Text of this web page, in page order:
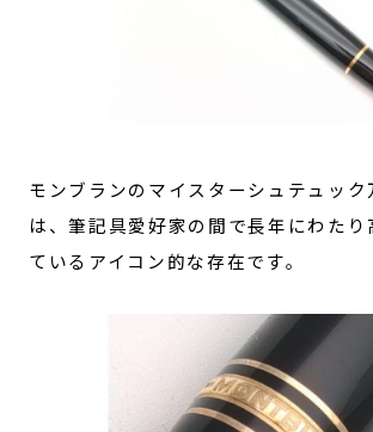
モンブランのマイスターシュテュッ
は、筆記具愛好家の間で長年にわたり
ているアイコン的な存在です。